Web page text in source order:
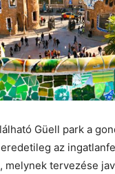
Güell park a
az
melynek tervezése